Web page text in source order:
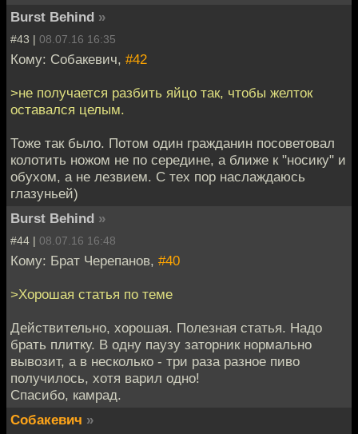
Burst Behind »
#43 | 08.07.16 16:35
Кому: Собакевич, #42
>не получается разбить яйцо так, чтобы желток
оставался целым.
Тоже так было. Потом один гражданин посоветовал
колотить ножом не по середине, а ближе к "носику" и
обухом, а не лезвием. С тех пор наслаждаюсь
глазуньей)
Burst Behind »
#44 | 08.07.16 16:48
Кому: Брат Черепанов, #40
>Хорошая статья по теме
Действительно, хорошая. Полезная статья. Надо
брать плитку. В одну паузу заторник нормально
вывозит, а в несколько - три раза разное пиво
получилось, хотя варил одно!
Спасибо, камрад.
Собакевич »